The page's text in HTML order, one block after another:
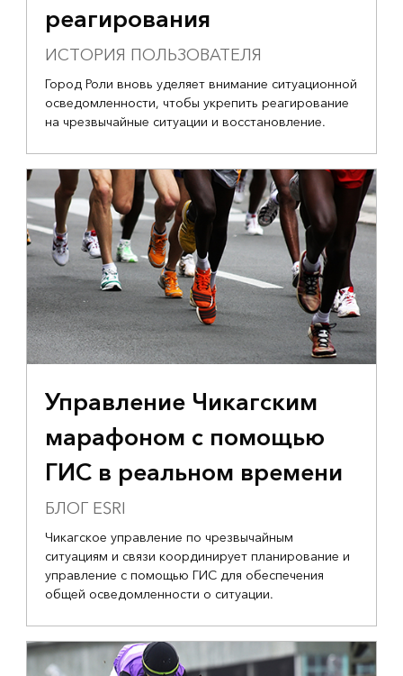
реагирования
ИСТОРИЯ ПОЛЬЗОВАТЕЛЯ
Город Роли вновь уделяет внимание ситуационной
осведомленности, чтобы укрепить реагирование
на чрезвычайные ситуации и восстановление.
Управление Чикагским
марафоном с помощью
ГИС в реальном времени
БЛОГ ESRI
Чикагское управление по чрезвычайным
ситуациям и связи координирует планирование и
управление с помощью ГИС для обеспечения
общей осведомленности о ситуации.